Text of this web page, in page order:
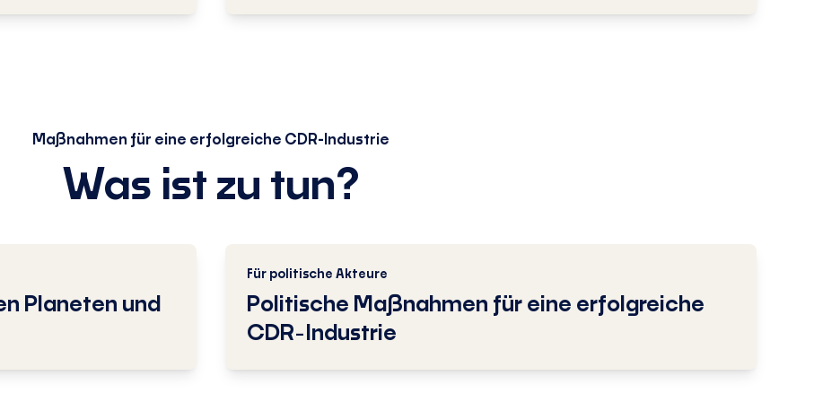
Maßnahmen für eine erfolgreiche CDR-Industrie
Was ist zu tun?
Planeten und
Für politische Akteure
Politische Maßnahmen für eine erfolgreiche
CDR-Industrie